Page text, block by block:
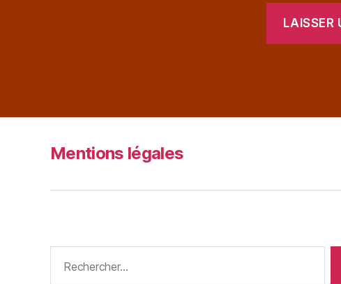
Mentions légales